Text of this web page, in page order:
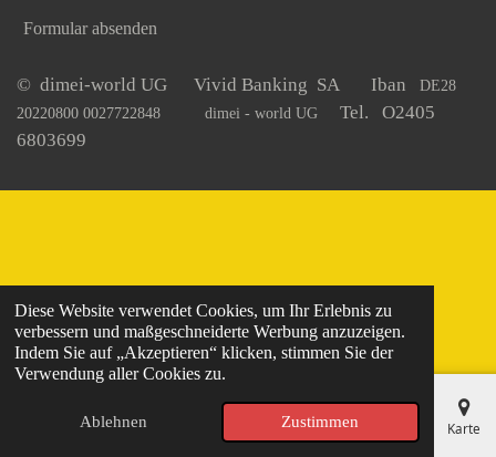
Diese Website verwendet Cookies, um Ihr Erlebnis zu
verbessern und maßgeschneiderte Werbung anzuzeigen.
Indem Sie auf „Akzeptieren“ klicken, stimmen Sie der
Verwendung aller Cookies zu.
Ablehnen Zustimmen
Formular absenden
© dimei-world UG Vivid Banking SA Iban
DE28
20220800 0027722848 dimei - world UG Tel. O2405
6803699
E-Mail Telefon Karte